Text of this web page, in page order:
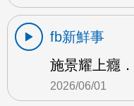
fb新鮮事
施景耀上癮
2026/06/01